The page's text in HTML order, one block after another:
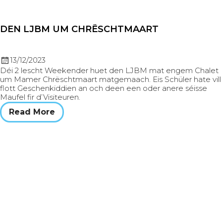
DEN LJBM UM CHRËSCHTMAART
13/12/2023
Déi 2 lescht Weekender huet den LJBM mat engem Chalet
um Mamer Chrëschtmaart matgemaach. Eis Schüler hate vill
flott Geschenkiddien an och deen een oder anere séisse
Maufel fir d’Visiteuren.
Read More